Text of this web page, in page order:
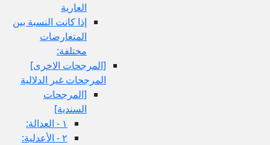
إذا كانت النسبة بين
المتعارضات
مختلفة:
[المرجحات الاخرى‏]
المرجحات غير الدلالية
[المرجحات
السندية]